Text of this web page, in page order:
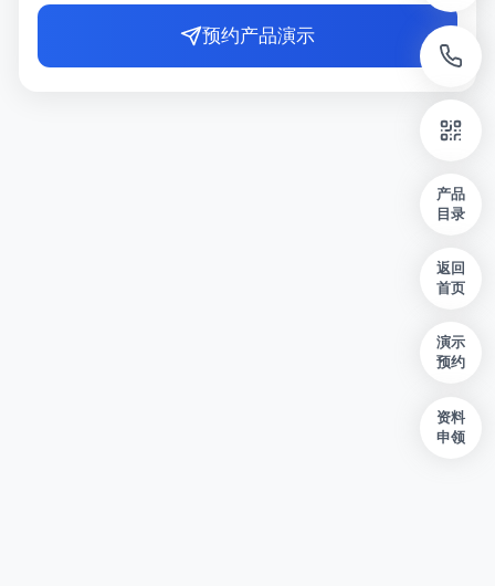
预约产品演示
产品
目录
返回
首页
演示
预约
资料
申领